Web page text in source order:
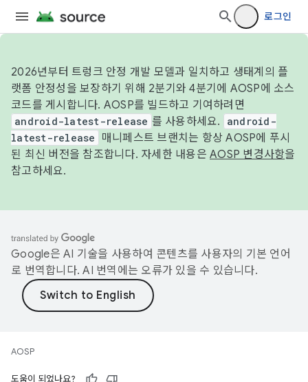
로그인
2026년부터 트렁크 안정 개발 모델과 일치하고 생태계의 플
랫폼 안정성을 보장하기 위해 2분기와 4분기에 AOSP에 소스
코드를 게시합니다. AOSP를 빌드하고 기여하려면
android-latest-release 를 사용하세요.
android-
latest-release
매니페스트 브랜치는 항상 AOSP에 푸시
된 최신 버전을 참조합니다. 자세한 내용은 AOSP 변경사항을
참고하세요.
Google은 AI 기술을 사용하여 콘텐츠를 사용자의 기본 언어
로 번역합니다. AI 번역에는 오류가 있을 수 있습니다.
AOSP
도움이 되었나요?